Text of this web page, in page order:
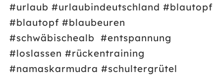
#urlaub #urlaubindeutschland #blautopf
#blautopf #blaubeuren
#schwäbischealb #entspannung
#loslassen #rückentraining
#namaskarmudra #schultergrütel